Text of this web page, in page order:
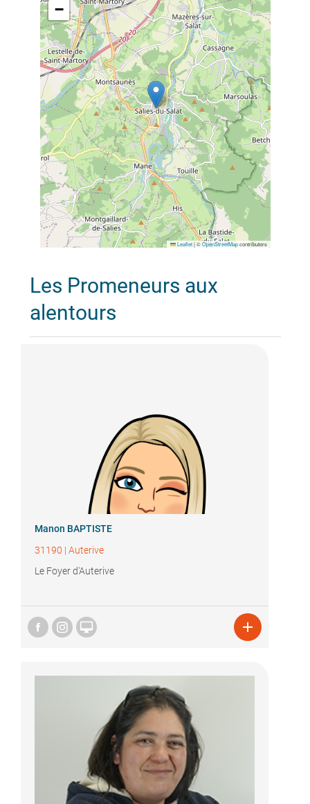
−
Leaflet |©OpenStreetMapcontributors
Les Promeneurs aux
alentours
Manon BAPTISTE
31190 | Auterive
Le Foyer d'Auterive
 